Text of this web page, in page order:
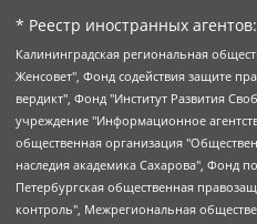
* Реестр иностранных агентов:
Калининградская региональная общественная организация "Экозащита!-Женсовет", Фонд содействия защите прав и свобод граждан "Общественный вердикт", Фонд "Институт Развития Свободы Информации", Частное учреждение "Информационное агентство МЕМО. РУ", Региональная общественная организация "Общественная комиссия по сохранению наследия академика Сахарова", Фонд поддержки свободы прессы, Санкт-Петербургская общественная правозащитная организация "Гражданский контроль", Межрегиональная общественная организация "Информационно-просветительский центр "Мемориал", Региональный Фонд "Центр Защиты Прав Средств Массовой Информации", с 05.12.2023 Фонд "Центр Защиты Прав Средств массовой информации", Региональная общественная благотворительная организация помощи беженцам и мигрантам "Гражданское содействие", Негосударственное образовательное учреждение дополнительного профессионального образования (повышение квалификации) специалистов "АКАДЕМИЯ ПО ПРАВАМ ЧЕЛОВЕКА", Свердловская региональная общественная организация "Сутяжник", Автономная некоммерческая организация "Центр независимых социологических исследований", Союз общественных объединений "Российский исследовательский центр по правам человека", Региональное общественное учреждение научно-информационный центр "МЕМОРИАЛ", Некоммерческая организация "Фонд защиты гласности", Автономная некоммерческая организация "Институт прав человека", Городская общественная организация "Екатеринбургское общество "МЕМОРИАЛ", Городская общественная организация "Рязанское историко-просветительское и правозащитное общество "Мемориал" (Рязанский Мемориал), Челябинский региональный орган общественной самодеятельности – женское общественное объединение "Женщины Евразии", Челябинский региональный орган общественной самодеятельности "Уральская правозащитная группа", Фонд содействия защите здоровья и социальной справедливости имени Андрея Рылькова, Автономная Некоммерческая Организация "Аналитический Центр Юрия Левады", Автономная некоммерческая организация социальной поддержки населения "Проект Апрель", Региональная общественная организация помощи женщинам и детям, находящимся в кризисной ситуации "Информационно-методический центр "Анна", Фонд содействия развитию массовых коммуникаций и правовому просвещению "Так-так-Так", Фонд содействия устойчивому развитию "Серебряная тайга", Свердловский региональный общественный фонд социальных проектов "Новое время", "Idel.Реалии", Кавказ.Реалии, Крым.Реалии, Телеканал Настоящее Время, Татаро-башкирская служба Радио Свобода (Azatliq Radiosi), Радио Свободная Европа/Радио Свобода (PCE/PC), "Сибирь.Реалии", "Фактограф", Благотворительный фонд помощи осужденным и их семьям, Автономная некоммерческая организация "Институт глобализации и социальных движений", Фонд "В защиту прав заключенных", Частное учреждение "Центр поддержки и содействия развитию средств массовой информации", Пензенский региональный общественный благотворительный фонд "Гражданский союз", "Север.Реалии", Некоммерческая организация Фонд "Правовая инициатива", Общество с ограниченной ответственностью "Радио Свободная Европа/Радио Свобода", Чешское информационное агентство "MEDIUM-ORIENT", Красноярская региональная общественная организация "Мы против СПИДа", Камалягин Денис Николаевич, Маркелов Сергей Евгеньевич, Пономарев Лев Александрович, Савицкая Людмила Алексеевна, Автономная некоммерческая организация "Центр по работе с проблемой насилия "НАСИЛИЮ.НЕТ", Межрегиональный профессиональный союз работников здравоохранения "Альянс врачей", Юридическое лицо, зарегистрированное в Латвийской Республике, SIA "Medusa Project" (регистрационный номер 40103797863, дата регистрации 10.06.2014), Некоммерческая организация "Фонд по борьбе с коррупцией", Автономная некоммерческая организация "Институт права и публичной политики", Баданин Роман Сергеевич, Гликин Максим Александрович, Железнова Мария Михайловна, Лукьянова Юлия Сергеевна, Маетная Елизавета Витальевна, Маняхин Петр Борисович, Чуракова Ольга Владимировна, Ярош Юлия Петровна, Юридическое лицо "The Insider SIA", зарегистрированное в Риге, Латвийская Республика (дата регистрации 26.06.2015), являющееся администратором доменного имени интернет-издания "The Insider SIA", https://theins.ru, Постернак Алексей Евгеньевич, Рубин Михаил Аркадьевич, Анин Роман Александрович, Юридическое лицо Istories fonds, зарегистрированное в Латвийской Республике (регистрационный номер 50008295751, дата регистрации 24.02.2020), Великовский Дмитрий Александрович, Долинина Ирина Николаевна, Мароховская Алеся Алексеевна, Шлейнов Роман Юрьевич, Шмагун Олеся Валентиновна, Общество с ограниченной ответственностью "Альтаир 2021", Общество с ограниченной ответственностью "Вега 2021", Общество с ограниченной ответственностью "Главный редактор 2021", Общество с ограниченной ответственностью "Ромашки монолит", Важенков Артем Валерьевич, Ивановская областная общественная организация "Центр гендерных исследований", Гурман Юрий Альбертович, Медиапроект "ОВД-Инфо", Егоров Владимир Владимирович, Жилинский Владимир Александрович, Общество с ограниченной ответственностью "ЗП", Иванова София Юрьевна, Карезина Инна Павловна, Кильтау Екатерина Викторовна, Петров Алексей Викторович, Пискунов Сергей Евгеньевич, Смирнов Сергей Сергеевич, Тихонов Михаил